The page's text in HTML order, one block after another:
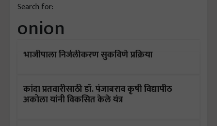
Search for:
onion
भाजीपाला निर्जलीकरण सुकविणे प्रक्रिया
कांदा प्रतवारीसाठी डॉ. पंजाबराव कृषी विद्यापीठ
अकोला यांनी विकसित केले यंत्र